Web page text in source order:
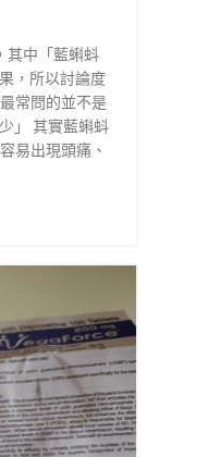
其中「藍蝌蚪
，所以討論度
常問的並不是
」 其實藍蝌蚪
易出現頭痛、